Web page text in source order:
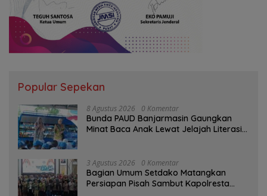
Popular Sepekan
8 Agustus 2026 0 Komentar
Bunda PAUD Banjarmasin Gaungkan
Minat Baca Anak Lewat Jelajah Literasi
3 Agustus 2026 0 Komentar
Bagian Umum Setdako Matangkan
Persiapan Pisah Sambut Kapolresta